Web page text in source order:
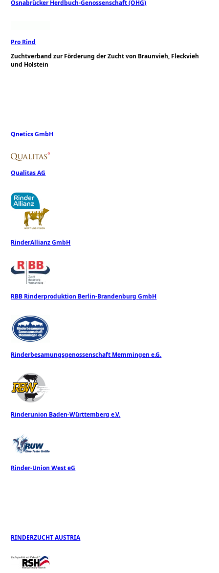
Osnabrücker Herdbuch-Genossenschaft (OHG)
Pro Rind
Zuchtverband zur Förderung der Zucht von Braunvieh, Fleckvieh
und Holstein
Qnetics GmbH
Qualitas AG
RinderAllianz GmbH
RBB Rinderproduktion Berlin-Brandenburg GmbH
Rinderbesamungsgenossenschaft Memmingen e.G.
Rinderunion Baden-Württemberg e.V.
Rinder-Union West eG
RINDERZUCHT AUSTRIA